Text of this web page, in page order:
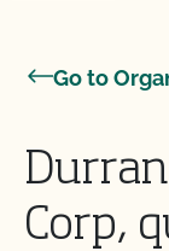
Go to
Corp,